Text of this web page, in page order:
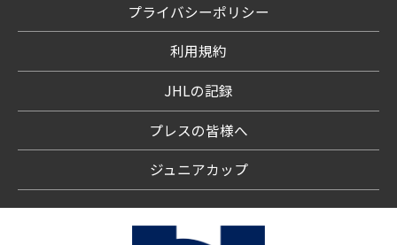
プライバシーポリシー
利用規約
JHLの記録
プレスの皆様へ
ジュニアカップ